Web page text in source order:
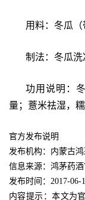
用料：冬瓜（
制法：冬瓜洗
功用说明：
量；薏米祛湿，
官方发布说明
发布机构：内蒙古
信息来源：鸿茅药酒
发布时间：2017-06-
内容提示：本文为